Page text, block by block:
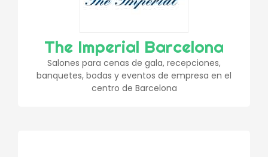
The Imperial Barcelona
Salones para cenas de gala, recepciones,
banquetes, bodas y eventos de empresa en el
centro de Barcelona